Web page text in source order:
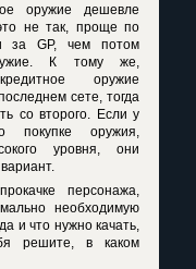
оружие дешевле
не так, проще по
за GP, чем потом
К тому же,
оружие
сете, тогда
со второго. Если у
покупке оружия,
уровня, они
персонажа,
необходимую
и что нужно качать,
решите, в каком